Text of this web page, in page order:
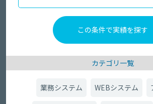
カテゴリ一覧
業務システム WEBシステム